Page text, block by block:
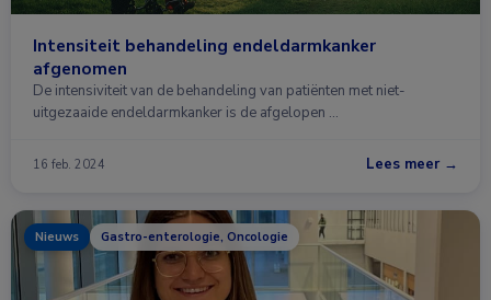
Intensiteit behandeling endeldarmkanker
afgenomen
De intensiviteit van de behandeling van patiënten met niet-
uitgezaaide endeldarmkanker is de afgelopen …
16 feb. 2024 Lees meer →
Nieuws Gastro-enterologie, Oncologie